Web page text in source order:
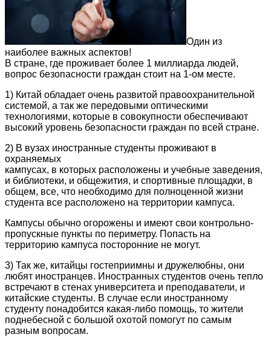
Один из
наиболее важных аспектов!
В стране, где проживает более 1 миллиарда людей,
вопрос безопасности граждан стоит на 1-ом месте.
1) Китай обладает очень развитой правоохранительной
системой, а так же передовыми оптическими
технологиями, которые в совокупности обеспечивают
высокий уровень безопасности граждан по всей стране.
2) В вузах иностранные студенты проживают в
охраняемых
кампусах, в которых расположены и учебные заведения,
и библиотеки, и общежития, и спортивные площадки, в
общем, все, что необходимо для полноценной жизни
студента все расположено на территории кампуса.
Кампусы обычно огорожены и имеют свои контрольно-
пропускные пункты по периметру. Попасть на
территорию кампуса посторонние не могут.
3) Так же, китайцы гостеприимны и дружелюбны, они
любят иностранцев. Иностранных студентов очень тепло
встречают в стенах университета и преподаватели, и
китайские студенты. В случае если иностранному
студенту понадобится какая-либо помощь, то жители
поднебесной с большой охотой помогут по самым
разным вопросам.